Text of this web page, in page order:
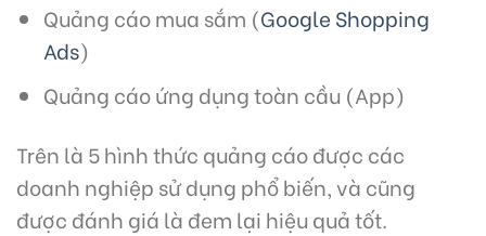
Quảng cáo mua sắm (Google Shopping
Ads)
Quảng cáo ứng dụng toàn cầu (App)
Trên là 5 hình thức quảng cáo được các
doanh nghiệp sử dụng phổ biến, và cũng
được đánh giá là đem lại hiệu quả tốt.